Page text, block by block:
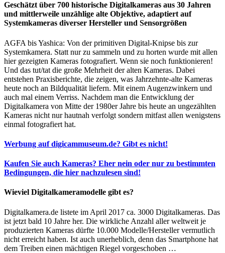
Geschätzt über 700 historische Digitalkameras aus 30 Jahren
und mittlerweile unzählige alte Objektive, adaptiert auf
Systemkameras diverser Hersteller und Sensorgrößen
AGFA bis Yashica: Von der primitiven Digital-Knipse bis zur
Systemkamera. Statt nur zu sammeln und zu horten wurde mit allen
hier gezeigten Kameras fotografiert. Wenn sie noch funktionieren!
Und das tut/tat die große Mehrheit der alten Kameras. Dabei
entstehen Praxisberichte, die zeigen, was Jahrzehnte-alte Kameras
heute noch an Bildqualität liefern. Mit einem Augenzwinkern und
auch mal einem Verriss. Nachdem man die Entwicklung der
Digitalkamera von Mitte der 1980er Jahre bis heute an ungezählten
Kameras nicht nur hautnah verfolgt sondern mitfast allen wenigstens
einmal fotografiert hat.
Werbung auf digicammuseum.de? Gibt es nicht!
Kaufen Sie auch Kameras? Eher nein oder nur zu bestimmten
Bedingungen, die hier nachzulesen sind!
Wieviel Digitalkameramodelle gibt es?
Digitalkamera.de listete im April 2017 ca. 3000 Digitalkameras. Das
ist jetzt bald 10 Jahre her. Die wirkliche Anzahl aller weltweit je
produzierten Kameras dürfte 10.000 Modelle/Hersteller vermutlich
nicht erreicht haben. Ist auch unerheblich, denn das Smartphone hat
dem Treiben einen mächtigen Riegel vorgeschoben …